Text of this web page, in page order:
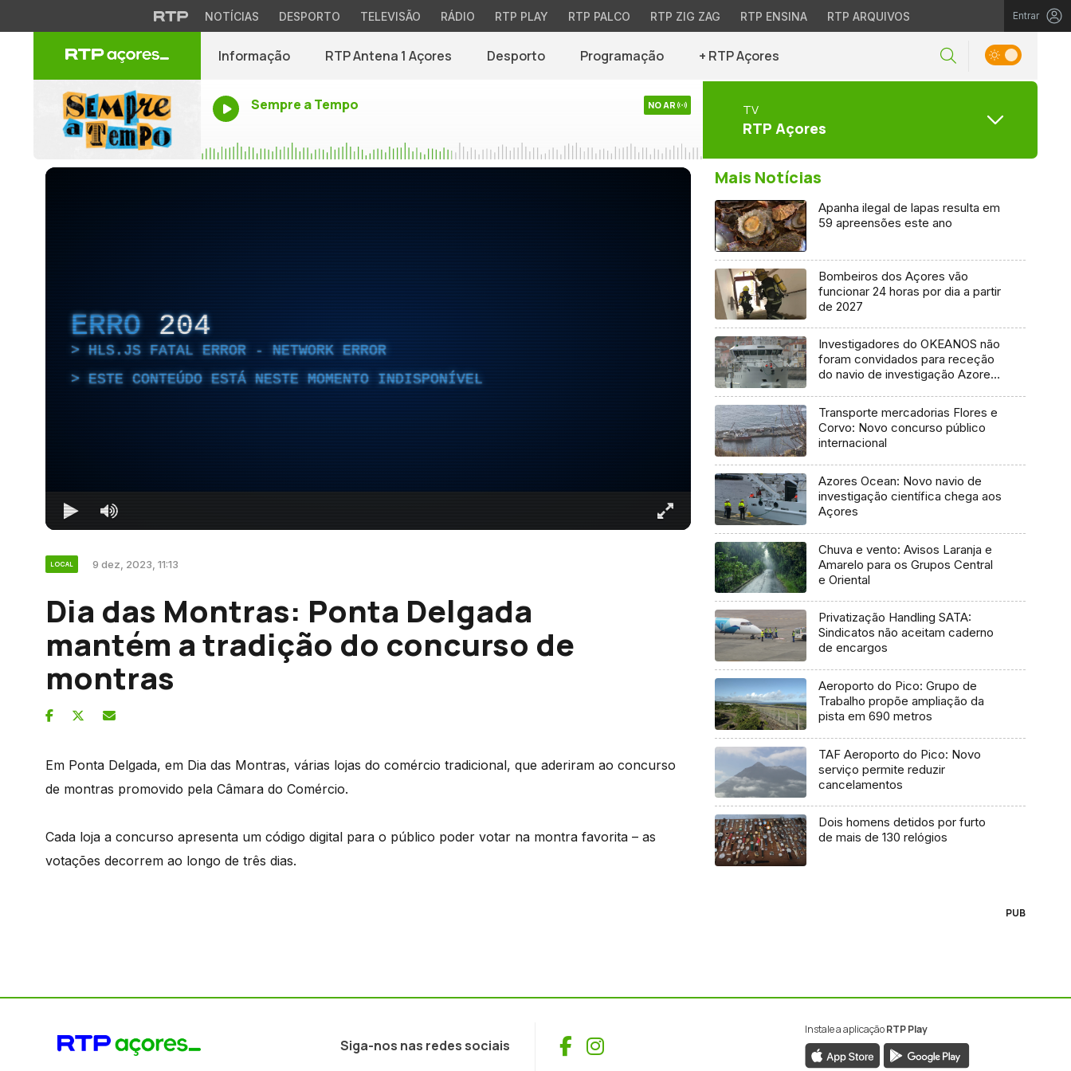
NOTÍCIAS DESPORTO TELEVISÃO RÁDIO RTP PLAY RTP PALCO RTP ZIG ZAG RTP ENSINA RTP ARQUIVOS Entrar
Informação RTP Antena 1 Açores Desporto Programação + RTP Açores
Sempre a Tempo NO AR TV
RTP Açores
ERRO 204
HLS.JS FATAL ERROR - NETWORK ERROR
ESTE CONTEÚDO ESTÁ NESTE MOMENTO INDISPONÍVEL
LOCAL 9 dez, 2023, 11:13
Dia das Montras: Ponta Delgada
mantém a tradição do concurso de
montras
Em Ponta Delgada, em Dia das Montras, várias lojas do comércio tradicional, que aderiram ao concurso
de montras promovido pela Câmara do Comércio.
Cada loja a concurso apresenta um código digital para o público poder votar na montra favorita – as
votações decorrem ao longo de três dias.
Mais Notícias
Apanha ilegal de lapas resulta em
59 apreensões este ano
Bombeiros dos Açores vão
funcionar 24 horas por dia a partir
de 2027
Investigadores do OKEANOS não
foram convidados para receção
do navio de investigação Azores
Transporte mercadorias Flores e
Corvo: Novo concurso público
internacional
Azores Ocean: Novo navio de
investigação científica chega aos
Açores
Chuva e vento: Avisos Laranja e
Amarelo para os Grupos Central
e Oriental
Privatização Handling SATA:
Sindicatos não aceitam caderno
de encargos
Aeroporto do Pico: Grupo de
Trabalho propõe ampliação da
pista em 690 metros
TAF Aeroporto do Pico: Novo
serviço permite reduzir
cancelamentos
Dois homens detidos por furto
de mais de 130 relógios
PUB
Siga-nos nas redes sociais Facebook
Instagram
Instale a aplicaçãoRTP Play